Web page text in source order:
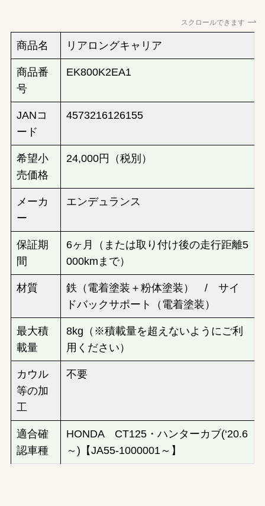
スクロールできます
商品名 リアロングキャリア
商品番
号
EK800K2EA1
JANコ
ード
4573216126155
希望小
売価格
24,000円（税別）
メーカ
ー
エンデュランス
保証期
間
6ヶ月（または取り付け後の走行距離5
000kmまで）
材質
鉄（電着塗装＋粉体塗装） / サイ
ドバックサポート（電着塗装）
最大積
載量
8kg（※積載量を超えないようにご利
用ください）
カウル
等の加
工
不要
適合確
認車種
HONDA CT125・ハンターカブ(‘20.6
～)【JA55-1000001～】